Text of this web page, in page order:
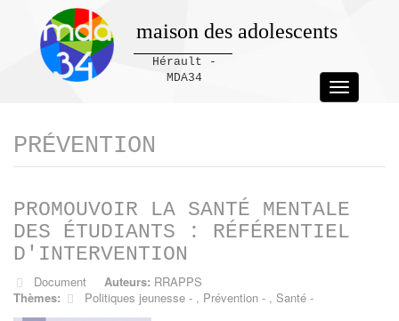
maison des adolescents
Hérault -
MDA34
Toggle
navigation
PRÉVENTION
PROMOUVOIR LA SANTÉ MENTALE
DES ÉTUDIANTS : RÉFÉRENTIEL
D'INTERVENTION
Document Auteurs: RRAPPS
Thèmes:
Politiques jeunesse , Prévention , Santé